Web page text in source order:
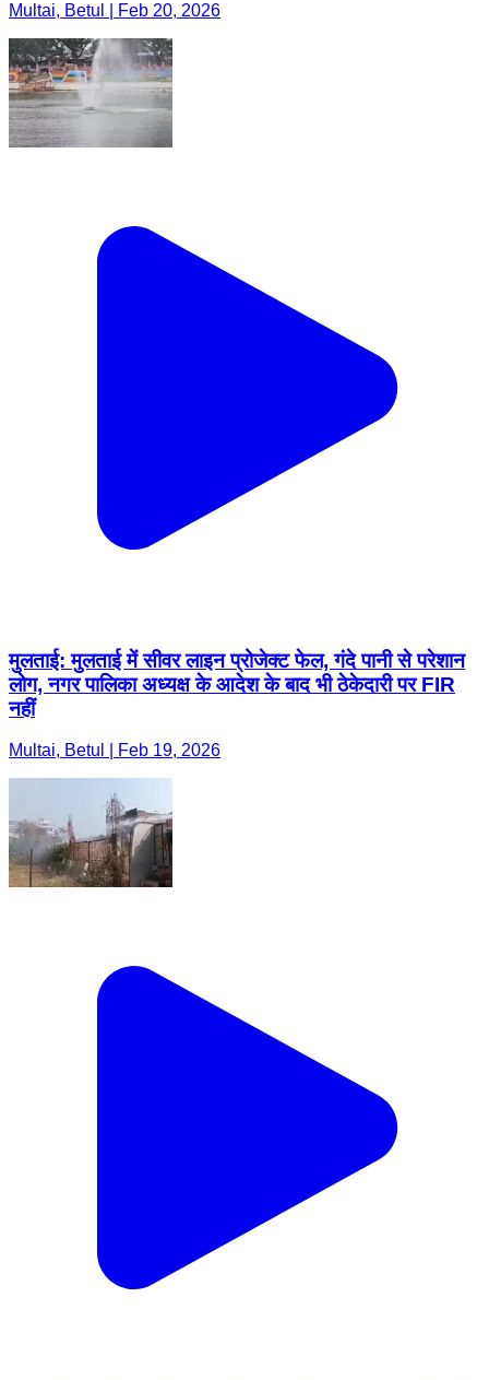
Multai, Betul | Feb 20, 2026
मुलताई: मुलताई में सीवर लाइन प्रोजेक्ट फेल, गंदे पानी से परेशान
लोग, नगर पालिका अध्यक्ष के आदेश के बाद भी ठेकेदारी पर FIR
नहीं
Multai, Betul | Feb 19, 2026